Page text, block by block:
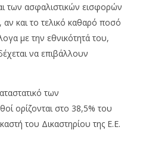
των ασφαλιστικών εισφορών
και το τελικό καθαρό ποσό
με την εθνικότητά του,
να επιβάλλουν
των
ορίζονται στο 38,5% του
του Δικαστηρίου της Ε.Ε.